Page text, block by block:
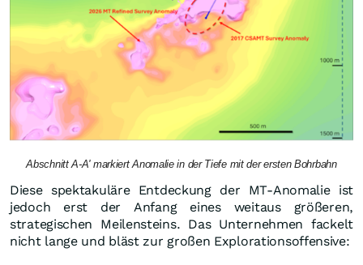
Abschnitt A-A' markiert Anomalie in der Tiefe mit der ersten Bohrbahn
Diese spektakuläre Entdeckung der MT-Anomalie ist
jedoch erst der Anfang eines weitaus größeren,
strategischen Meilensteins. Das Unternehmen fackelt
nicht lange und bläst zur großen Explorationsoffensive: